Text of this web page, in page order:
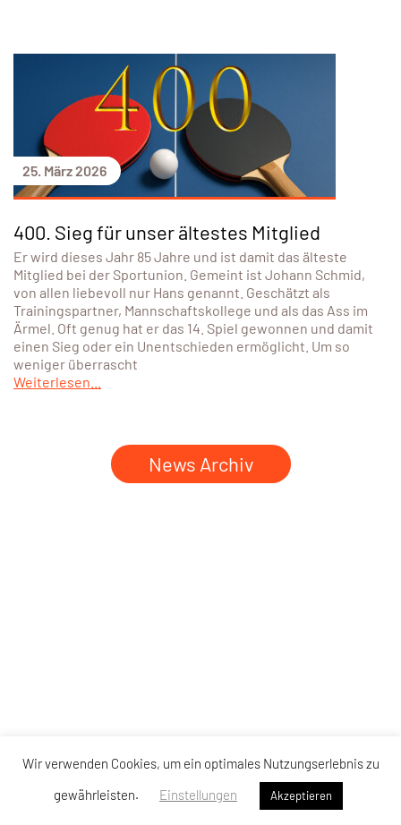
25. März 2026
400. Sieg für unser ältestes Mitglied
Er wird dieses Jahr 85 Jahre und ist damit das älteste
Mitglied bei der Sportunion. Gemeint ist Johann Schmid,
von allen liebevoll nur Hans genannt. Geschätzt als
Trainingspartner, Mannschaftskollege und als das Ass im
Ärmel. Oft genug hat er das 14. Spiel gewonnen und damit
einen Sieg oder ein Unentschieden ermöglicht. Um so
weniger überrascht
Weiterlesen...
News Archiv
Wir verwenden Cookies, um ein optimales Nutzungserlebnis zu
gewährleisten.
Einstellungen Akzeptieren